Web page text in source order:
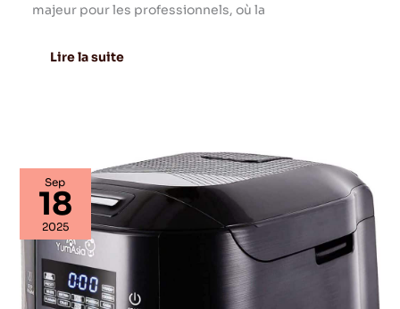
majeur pour les professionnels, où la
Lire la suite
Sep
18
2025
Test
Yum
Asia
Bamboo
:
cuiseur
à
riz